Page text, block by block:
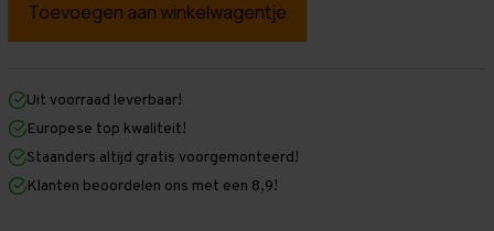
Palletstelling
mm
mm
x
1.100
mm
Galva
Palletstelling
mm
mm
1.100
mm
(HxLXD)
Galva
Uit voorraad leverbaar!
Europese top kwaliteit!
Staanders altijd gratis voorgemonteerd!
Klanten beoordelen ons met een 8,9!